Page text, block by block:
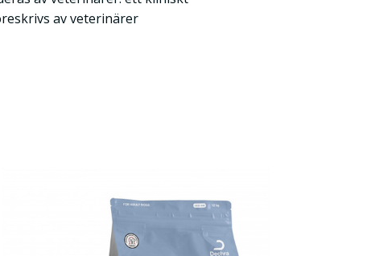
av veterinärer